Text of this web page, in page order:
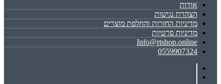
אודות
הצהרת נגישות
מדיניות החזרות והחלפת מוצרים
מדיניות פרטיות
Info@rtshop.online
0559907324